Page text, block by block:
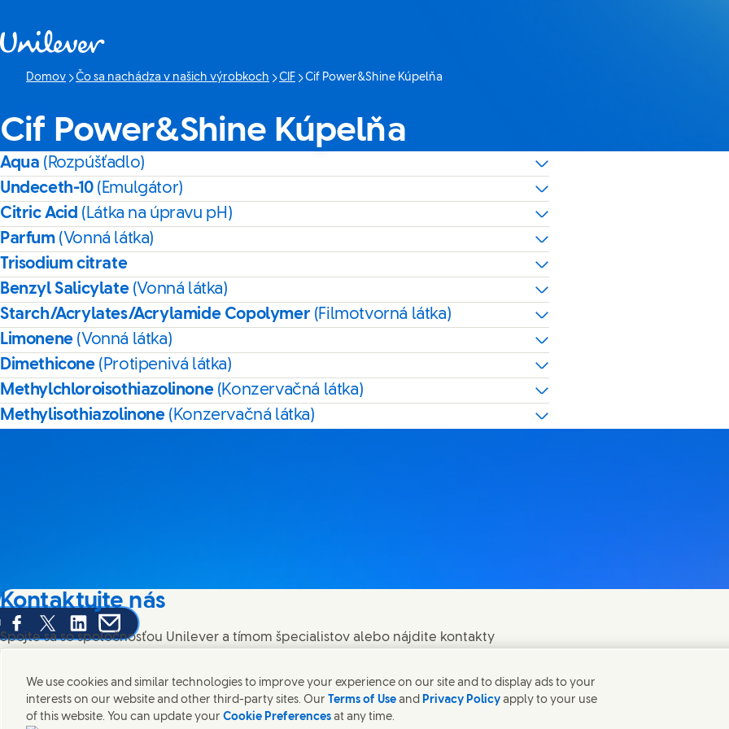
Domov Čo sa nachádza v našich výrobkoch CIF
Aktuálna stránka:
Cif Power&Shine Kúpelňa
Cif Power&Shine Kúpelňa
Aqua (Rozpúšťadlo)
Undeceth-10 (Emulgátor)
Citric Acid (Látka na úpravu pH)
Parfum (Vonná látka)
Trisodium citrate
Benzyl Salicylate (Vonná látka)
Starch/Acrylates/Acrylamide Copolymer (Filmotvorná látka)
Limonene (Vonná látka)
Dimethicone (Protipenivá látka)
Methylchloroisothiazolinone (Konzervačná látka)
Methylisothiazolinone (Konzervačná látka)
Share this page on Facebook
Share this page on X
Share this page on Linked In
Share this page on E-mail
Kontaktujte nás
Spojte sa so spoločnosťou Unilever a tímom špecialistov alebo nájdite kontakty
Kontaktujte nás
We use cookies and similar technologies to improve your experience on our site and to display ads to your
interests on our website and other third-party sites. Our Terms of Use and Privacy Policy apply to your use
of this website. You can update your Cookie Preferences at any time.